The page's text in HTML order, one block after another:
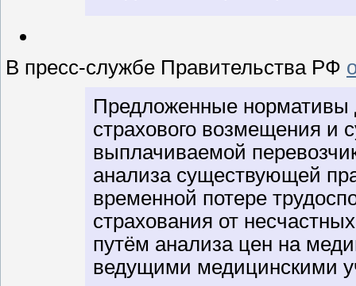
В пресс-службе Правительства РФ
Предложенные
страхового возмещения и
выплачиваемой
анализа существующей
временной потере
страхования от
путём анализа цен на
ведущими медицинскими